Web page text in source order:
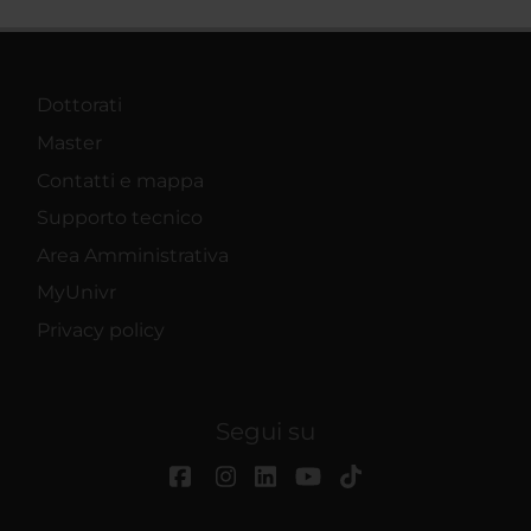
Dottorati
Master
Contatti e mappa
Supporto tecnico
Area Amministrativa
MyUnivr
Privacy policy
Segui su